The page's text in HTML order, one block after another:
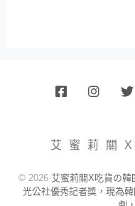
艾蜜莉關
© 2026 艾蜜莉關X吃貨の韓
光公社優秀記者獎，現為